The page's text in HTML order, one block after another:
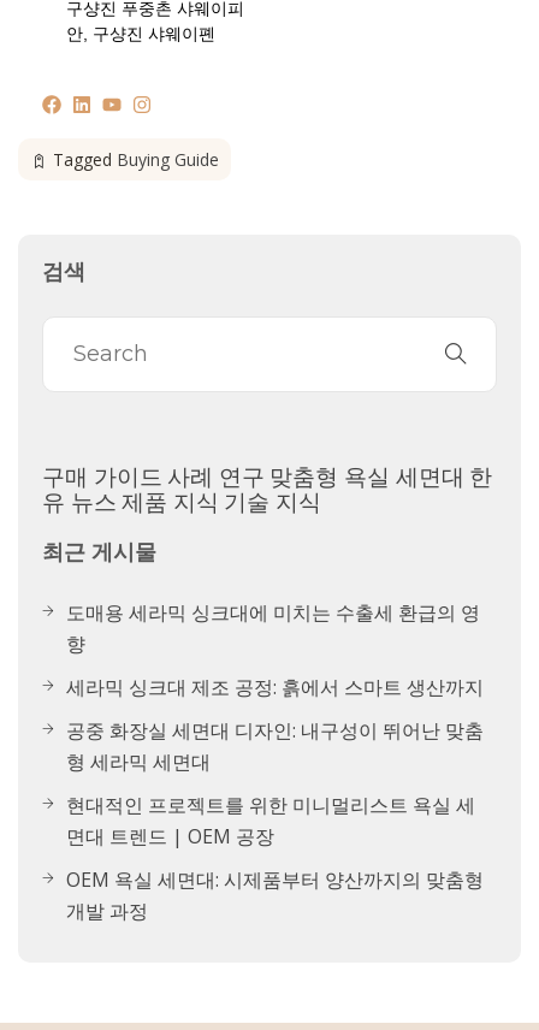
구샹진 푸중촌 샤웨이피
안, 구샹진 샤웨이폔
Tagged Buying Guide
검색
구매 가이드 사례 연구 맞춤형 욕실 세면대 한
유 뉴스 제품 지식 기술 지식
최근 게시물
도매용 세라믹 싱크대에 미치는 수출세 환급의 영
향
세라믹 싱크대 제조 공정: 흙에서 스마트 생산까지
공중 화장실 세면대 디자인: 내구성이 뛰어난 맞춤
형 세라믹 세면대
현대적인 프로젝트를 위한 미니멀리스트 욕실 세
면대 트렌드 | OEM 공장
OEM 욕실 세면대: 시제품부터 양산까지의 맞춤형
개발 과정